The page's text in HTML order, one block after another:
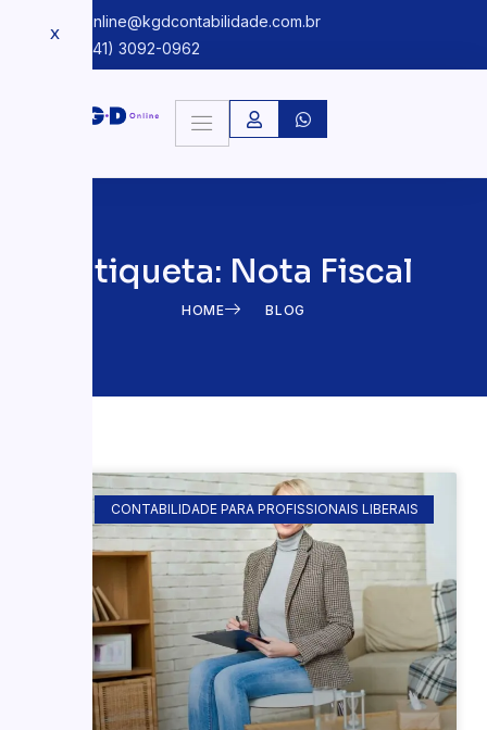
kgdonline@kgdcontabilidade.com.br
+55 (41) 3092-0962
X
Etiqueta: Nota Fiscal
HOME BLOG
CONTABILIDADE PARA PROFISSIONAIS LIBERAIS